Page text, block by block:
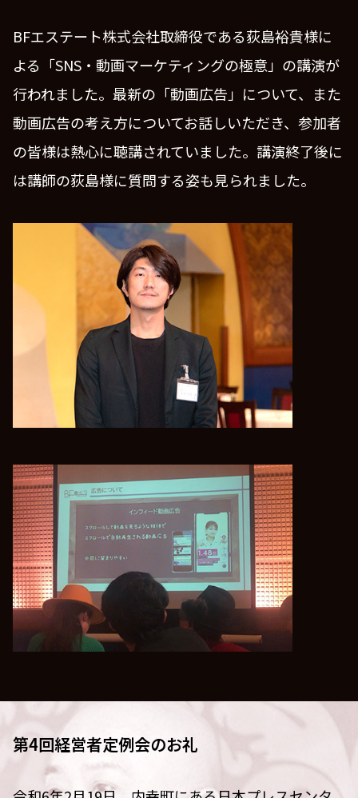
BFエステート株式会社取締役である荻島裕貴様に
よる「SNS・動画マーケティングの極意」の講演が
行われました。最新の「動画広告」について、また
動画広告の考え方についてお話しいただき、参加者
の皆様は熱心に聴講されていました。講演終了後に
は講師の荻島様に質問する姿も見られました。
第4回経営者定例会のお礼